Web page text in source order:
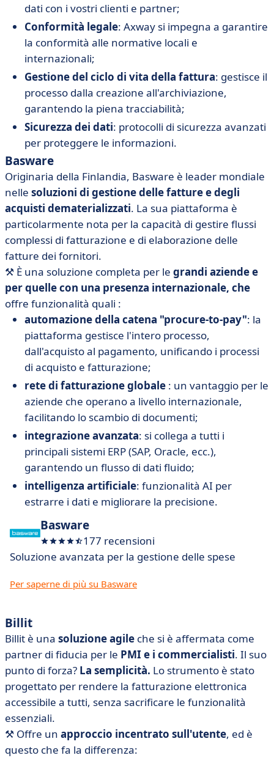
dati con i vostri clienti e partner;
Conformità legale: Axway si impegna a garantire
la conformità alle normative locali e
internazionali;
Gestione del ciclo di vita della fattura: gestisce il
processo dalla creazione all'archiviazione,
garantendo la piena tracciabilità;
Sicurezza dei dati: protocolli di sicurezza avanzati
per proteggere le informazioni.
Basware
Originaria della Finlandia, Basware è leader mondiale
nelle soluzioni di gestione delle fatture e degli
acquisti dematerializzati. La sua piattaforma è
particolarmente nota per la capacità di gestire flussi
complessi di fatturazione e di elaborazione delle
fatture dei fornitori.
⚒️ È una soluzione completa per le grandi aziende e
per quelle con una presenza internazionale, che
offre funzionalità quali :
automazione della catena "procure-to-pay": la
piattaforma gestisce l'intero processo,
dall'acquisto al pagamento, unificando i processi
di acquisto e fatturazione;
rete di fatturazione globale : un vantaggio per le
aziende che operano a livello internazionale,
facilitando lo scambio di documenti;
integrazione avanzata: si collega a tutti i
principali sistemi ERP (SAP, Oracle, ecc.),
garantendo un flusso di dati fluido;
intelligenza artificiale: funzionalità AI per
estrarre i dati e migliorare la precisione.
Basware
177 recensioni
Soluzione avanzata per la gestione delle spese
Per saperne di più su Basware
Billit
Billit è una soluzione agile che si è affermata come
partner di fiducia per le PMI e i commercialisti. Il suo
punto di forza? La semplicità. Lo strumento è stato
progettato per rendere la fatturazione elettronica
accessibile a tutti, senza sacrificare le funzionalità
essenziali.
⚒️ Offre un approccio incentrato sull'utente, ed è
questo che fa la differenza: